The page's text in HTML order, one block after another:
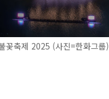
꽃축제 2025 (사진=한화그룹)